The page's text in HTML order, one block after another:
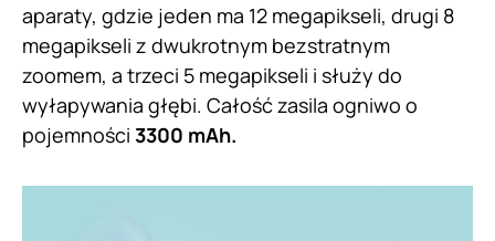
aparaty, gdzie jeden ma 12 megapikseli, drugi 8
megapikseli z dwukrotnym bezstratnym
zoomem, a trzeci 5 megapikseli i służy do
wyłapywania głębi. Całość zasila ogniwo o
pojemności 3300 mAh.